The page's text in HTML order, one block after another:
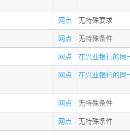
网点 无特殊要求
网点 无特殊条件
网点 在兴业银行的同
网点 在兴业银行的同
网点 无特殊条件
网点 无特殊条件